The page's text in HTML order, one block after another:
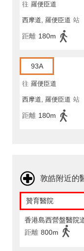
往 羅便臣道
西摩道, 羅便臣道 站
距離 180m
93A
往 羅便臣道
西摩道, 羅便臣道 站
距離 180m
敦皓附近的
贊育醫院
香港島西營盤醫院
距離 800m